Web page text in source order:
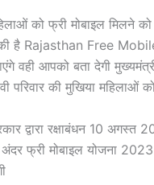
को फ्री मोबाइल मिलने
की है Rajasthan Free
वही आपको बता देगी
परिवार की मुखिया महिलाओं
द्वारा रक्षाबंधन 10 अगस्त
फ्री मोबाइल योजना